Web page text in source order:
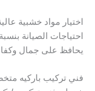
اختيار مواد خشبية
احتياجات الصيانة بنسبة 30%
يحافظ على جمال
فني تركيب باركيه